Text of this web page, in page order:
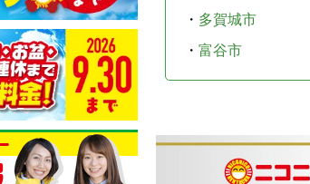
・ 多賀城市
・ 富谷市